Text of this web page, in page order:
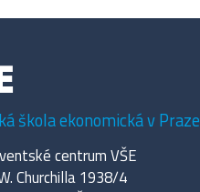
škola ekonomická v Praze
centrum VŠE
Churchilla 1938/4